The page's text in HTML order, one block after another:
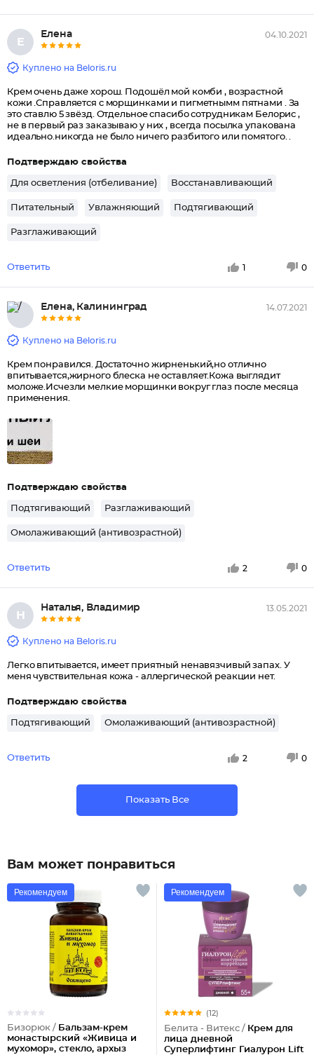
Е
Елена 04.10.2021
Куплено на Beloris.ru
Крем очень даже хорош. Подошёл мой комби , возрастной
кожи .Справляется с морщинками и пигметнымм пятнами . За
это ставлю 5 звёзд. Отдельное спасибо сотрудникам Белорис ,
не в первый раз заказываю у них , всегда посылка упакована
идеально.никогда не было ничего разбитого или помятого. .
Подтверждаю свойства
Для осветления (отбеливание) Восстанавливающий
Питательный Увлажняющий Подтягивающий
Разглаживающий
Ответить 1 0
Елена, Калининград 14.07.2021
Куплено на Beloris.ru
Крем понравился. Достаточно жирненький,но отлично
впитывается,жирного блеска не оставляет.Кожа выглядит
моложе.Исчезли мелкие морщинки вокруг глаз после месяца
применения.
Подтверждаю свойства
Подтягивающий Разглаживающий
Омолаживающий (антивозрастной)
Ответить 2 0
Н
Наталья, Владимир 13.05.2021
Куплено на Beloris.ru
Легко впитывается, имеет приятный ненавязчивый запах. У
меня чувствительная кожа - аллергической реакции нет.
Подтверждаю свойства
Подтягивающий Омолаживающий (антивозрастной)
Ответить 2 0
Показать Все
Вам может понравиться
Рекомендуем
Бизорюк / Бальзам-крем
монастырский «Живица и
мухомор», стекло, архыз
Рекомендуем
(12)
Белита - Витекс / Крем для
лица дневной
Суперлифтинг Гиалурон Lift